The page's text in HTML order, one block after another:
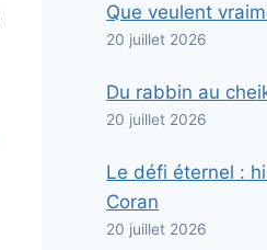
Que veulent
20 juillet 2026
Du rabbin au
20 juillet 2026
Le défi éternel :
Coran
20 juillet 2026